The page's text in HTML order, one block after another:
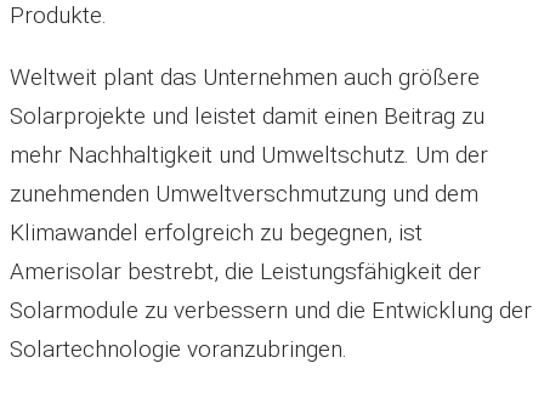
Produkte.
Weltweit plant das Unternehmen auch größere
Solarprojekte und leistet damit einen Beitrag zu
mehr Nachhaltigkeit und Umweltschutz. Um der
zunehmenden Umweltverschmutzung und dem
Klimawandel erfolgreich zu begegnen, ist
Amerisolar bestrebt, die Leistungsfähigkeit der
Solarmodule zu verbessern und die Entwicklung der
Solartechnologie voranzubringen.